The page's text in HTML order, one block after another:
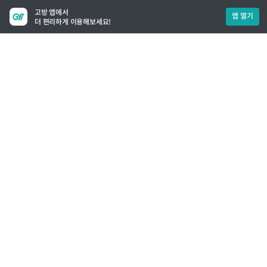
고방 앱에서
더 편리하게 이용해보세요!
앱 열기